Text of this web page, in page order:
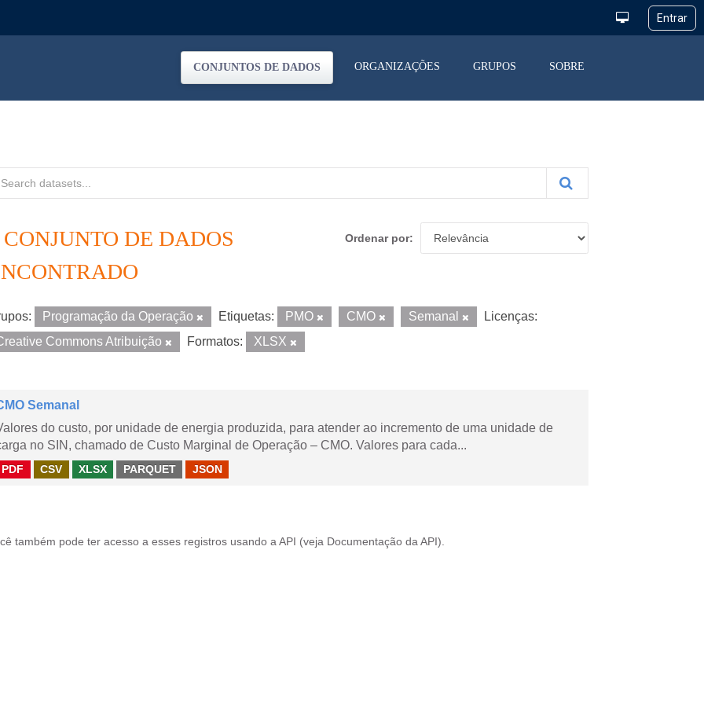
CONJUNTOS DE DADOS ORGANIZAÇÕES GRUPOS SOBRE
Ordenar por
CONJUNTO DE DADOS
Programação da Operação Etiquetas: PMO CMO Semanal
Licenças:
Commons Atribuição
Formatos: XLSX
Semanal
do custo, por unidade de energia produzida, para atender ao incremento de uma unidade de
no SIN, chamado de Custo Marginal de Operação – CMO. Valores para cada...
PDF CSV XLSX PARQUET JSON
também pode ter acesso a esses registros usando a API (veja Documentação da API ).